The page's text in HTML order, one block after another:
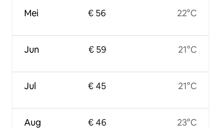
Mei
Jun
Jul
Aug
€ 56
€ 59
€ 45
€ 46
22°C
21°C
21°C
23°C